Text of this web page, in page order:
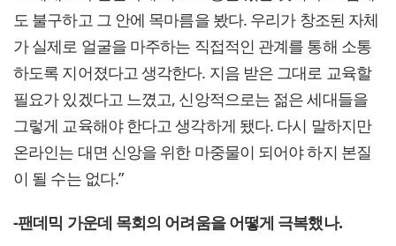
도 불구하고 그 안에 목마름을 봤다. 우리가 창조된 자체
가 실제로 얼굴을 마주하는 직접적인 관계를 통해 소통
하도록 지어졌다고 생각한다. 지음 받은 그대로 교육할
필요가 있겠다고 느꼈고, 신앙적으로는 젊은 세대들을
그렇게 교육해야 한다고 생각하게 됐다. 다시 말하지만
온라인는 대면 신앙을 위한 마중물이 되어야 하지 본질
이 될 수는 없다.”
-팬데믹 가운데 목회의 어려움을 어떻게 극복했나.